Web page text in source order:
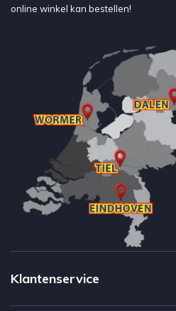
online winkel kan bestellen!
Klantenservice